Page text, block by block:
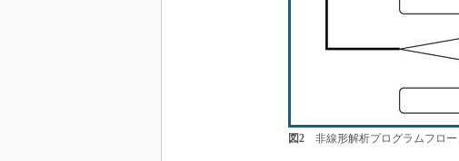
図2非線形解析プログラムフロー